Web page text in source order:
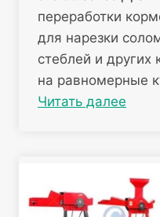
переработки
для нарезки
стеблей и
на равномерные
Читать далее